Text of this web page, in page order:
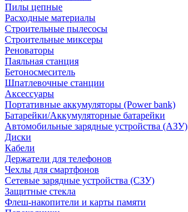
Пилы цепные
Расходные материалы
Строительные пылесосы
Строительные миксеры
Реноваторы
Паяльная станция
Бетоносмеситель
Шпатлевочные станции
Аксессуары
Портативные аккумуляторы (Power bank)
Батарейки/Аккумуляторные батарейки
Автомобильные зарядные устройства (АЗУ)
Диски
Кабели
Держатели для телефонов
Чехлы для смартфонов
Сетевые зарядные устройства (СЗУ)
Защитные стекла
Флеш-накопители и карты памяти